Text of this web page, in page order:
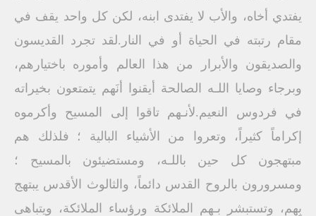
يفتدي أخاه، والأب لا يفتدى ابنه، لكن كل واحد يقف في
مقام رتبته في الحياة أو في النار.لقد تجرد القديسون
والصديقون والأبرار من هذا العالم وأموره باختيارهم،
وبرجاء وصايا اللـه الصالحة أيقنوا أنَهم يتمتعون بخيراته
في فردوس النعيم.لأنـهم تاقوا إلى المسيح وأكرموه
إكراماً كثيراً، وتعروا من الأشياء البالية ؛ فلذلك هم
مبتهجون كل حين باللـه، ومستضيئون بالمسيح ؛
ومسرورون بالروح القدس دائماً، والثالوث الأقدس يبتهج
بِهم، وتستبشر بـهم الملائكة ورؤساء الملائكة، ويتباهى